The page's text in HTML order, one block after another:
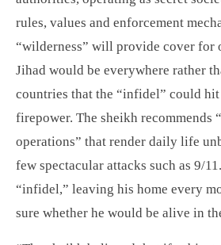
rules, values and enforcement
“wilderness” will provide cover for
Jihad would be everywhere rather
countries that the “infidel” could
firepower. The sheikh recommends
operations” that render daily life
few spectacular attacks such as 9/
“infidel,” leaving his home every
sure whether he would be alive in